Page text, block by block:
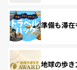
準備も滞
地球の歩